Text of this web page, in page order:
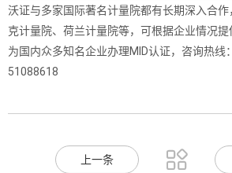
沃证与多家国际著名计量院都有长期深入合
克计量院、荷兰计量院等，可根据企业情况
为国内众多知名企业办理MID认证，咨询热
51088618
上一条 